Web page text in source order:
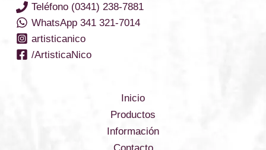
Teléfono (0341) 238-7881
WhatsApp 341 321-7014
artisticanico
/ArtisticaNico
Inicio
Productos
Información